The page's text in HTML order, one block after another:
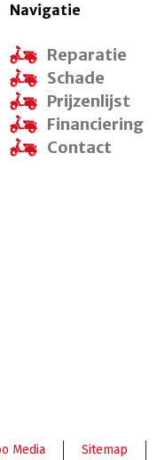
Navigatie
Reparatie
Schade
Prijzenlijst
Financiering
Contact
Media Sitemap